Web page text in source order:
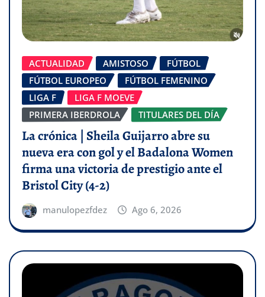
ACTUALIDAD AMISTOSO
FÚTBOL
FÚTBOL EUROPEO
FÚTBOL FEMENINO
LIGA F
LIGA F MOEVE
PRIMERA IBERDROLA
TITULARES DEL DÍA
La crónica | Sheila Guijarro abre su
nueva era con gol y el Badalona Women
firma una victoria de prestigio ante el
Bristol City (4-2)
manulopezfdez Ago 6, 2026